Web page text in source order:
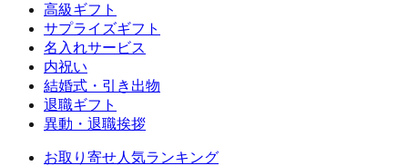
高級ギフト
サプライズギフト
名入れサービス
内祝い
結婚式・引き出物
退職ギフト
異動・退職挨拶
お取り寄せ人気ランキング